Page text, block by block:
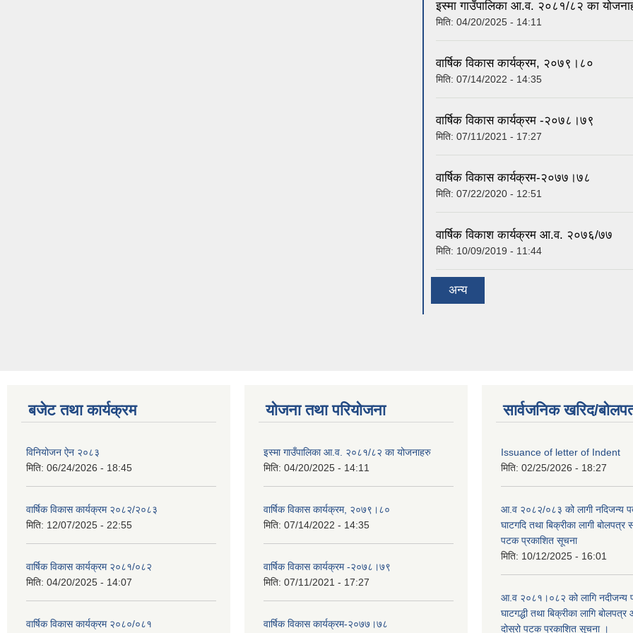
इस्मा गाउँपालिका आ.व. २०८१/८२ का
मिति: 04/20/2025 - 14:11
वार्षिक विकास कार्यक्रम, २०७९।८०
मिति: 07/14/2022 - 14:35
वार्षिक विकास कार्यक्रम -२०७८।७९
मिति: 07/11/2021 - 17:27
वार्षिक विकास कार्यक्रम-२०७७।७८
मिति: 07/22/2020 - 12:51
वार्षिक विकाश कार्यक्रम आ.व. २०७६/७७
मिति: 10/09/2019 - 11:44
अन्य
बजेट तथा कार्यक्रम
विनियोजन ऐन २०८३
मिति: 06/24/2026 - 18:45
वार्षिक विकास कार्यक्रम २०८२/२०८३
मिति: 12/07/2025 - 22:55
वार्षिक विकास कार्यक्रम २०८१/०८२
मिति: 04/20/2025 - 14:07
वार्षिक विकास कार्यक्रम २०८०/०८१
योजना तथा परियोजना
इस्मा गाउँपालिका आ.व. २०८१/८२ का योजनाहरु
मिति: 04/20/2025 - 14:11
वार्षिक विकास कार्यक्रम, २०७९।८०
मिति: 07/14/2022 - 14:35
वार्षिक विकास कार्यक्रम -२०७८।७९
मिति: 07/11/2021 - 17:27
वार्षिक विकास कार्यक्रम-२०७७।७८
सार्वजनिक खरिद/
Issuance of letter of Indent
मिति: 02/25/2026 - 18:27
आ.व २०८२/०८३ को लागी नदिजन्य
घाटगदि तथा बिक्रीका लागी बोलपत्र
पटक प्रकाशित सूचना
मिति: 10/12/2025 - 16:01
आ.व २०८१।०८२ को लागि नदीजन्य
घाटगद्धी तथा बिक्रीका लागि बोलपत्र
दोस्रो पटक प्रकाशित सूचना ।